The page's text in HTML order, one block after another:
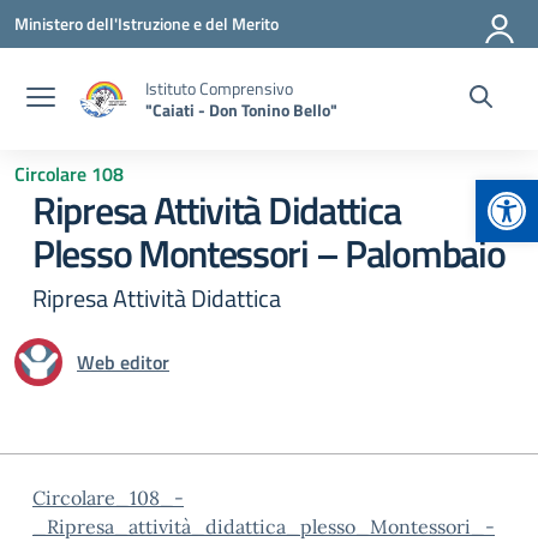
Vai ai contenuti
Vai al menu di navigazione
Vai al footer
Ministero dell'Istruzione e del Merito
Istituto Comprensivo
"Caiati - Don Tonino Bello"
Circolare 108
Ripresa Attività Didattica
Plesso Montessori – Palombaio
Ripresa Attività Didattica
Web editor
Circolare_108_-
_Ripresa_attività_didattica_plesso_Montessori_-